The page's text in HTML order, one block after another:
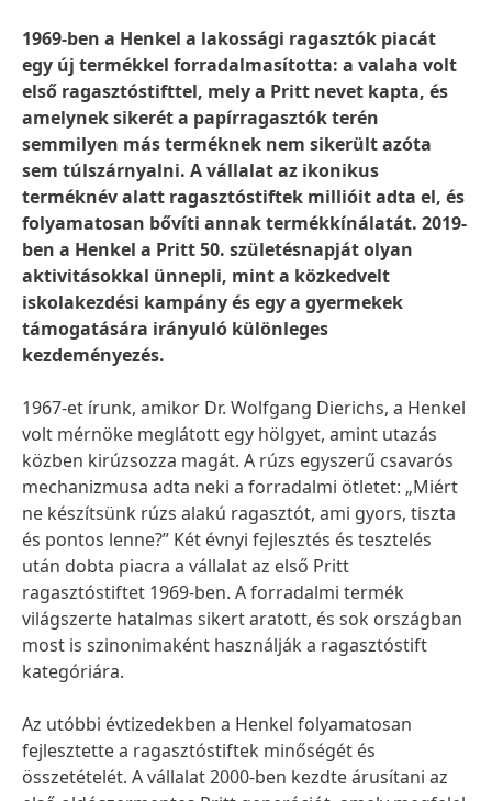
1969-ben a Henkel a lakossági ragasztók piacát
egy új termékkel forradalmasította: a valaha volt
első ragasztóstifttel, mely a Pritt nevet kapta, és
amelynek sikerét a papírragasztók terén
semmilyen más terméknek nem sikerült azóta
sem túlszárnyalni. A vállalat az ikonikus
terméknév alatt ragasztóstiftek millióit adta el, és
folyamatosan bővíti annak termékkínálatát. 2019-
ben a Henkel a Pritt 50. születésnapját olyan
aktivitásokkal ünnepli, mint a közkedvelt
iskolakezdési kampány és egy a gyermekek
támogatására irányuló különleges
kezdeményezés.
1967-et írunk, amikor Dr. Wolfgang Dierichs, a Henkel
volt mérnöke meglátott egy hölgyet, amint utazás
közben kirúzsozza magát. A rúzs egyszerű csavarós
mechanizmusa adta neki a forradalmi ötletet: „Miért
ne készítsünk rúzs alakú ragasztót, ami gyors, tiszta
és pontos lenne?” Két évnyi fejlesztés és tesztelés
után dobta piacra a vállalat az első Pritt
ragasztóstiftet 1969-ben. A forradalmi termék
világszerte hatalmas sikert aratott, és sok országban
most is szinonimaként használják a ragasztóstift
kategóriára.
Az utóbbi évtizedekben a Henkel folyamatosan
fejlesztette a ragasztóstiftek minőségét és
összetételét. A vállalat 2000-ben kezdte árusítani az